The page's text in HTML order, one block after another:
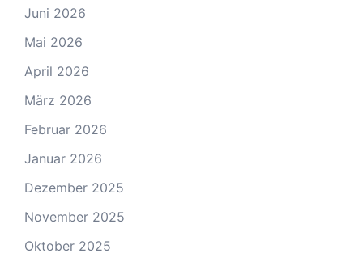
Juni 2026
Mai 2026
April 2026
März 2026
Februar 2026
Januar 2026
Dezember 2025
November 2025
Oktober 2025